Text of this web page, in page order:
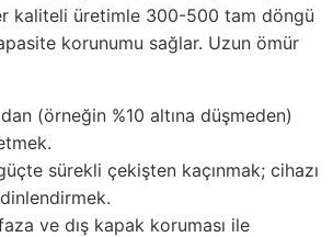
kaliteli üretimle 300-500 tam döngü
korunumu sağlar. Uzun ömür
(örneğin %10 altına düşmeden)
sürekli çekişten kaçınmak; cihazı
ve dış kapak koruması ile